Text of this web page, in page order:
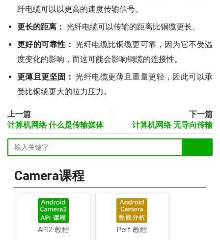
纤电缆可以以更高的速度传输信号。
更长的距离： 光纤电缆可以传输的距离比铜缆更长。
更好的可靠性： 光纤电缆比铜缆更可靠，因为它不受温
度变化的影响，而这可能会影响铜缆的连接性。
更薄且更坚固： 光纤电缆更薄且重量更轻，因此可以承
受比铜缆更大的拉力压力。
上一篇
计算机网络 什么是传输媒体
下一篇
计算机网络 无导向传输
Camera课程
API2 教程 Perf 教程